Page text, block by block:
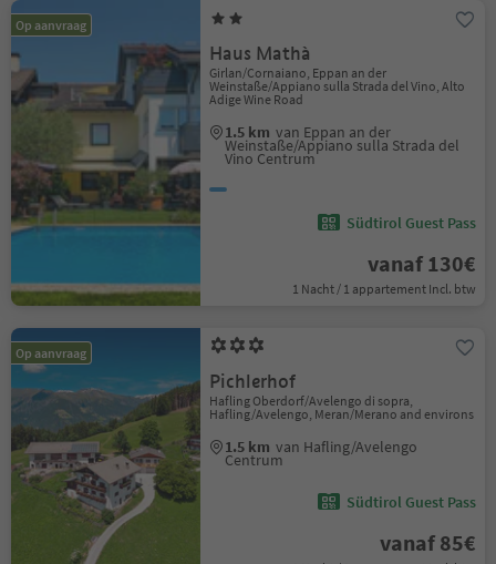
Op aanvraag
Haus Mathà
Girlan/Cornaiano, Eppan an der
Weinstaße/Appiano sulla Strada del Vino, Alto
Adige Wine Road
1.5 km van Eppan an der
Weinstaße/Appiano sulla Strada del
Vino Centrum
Südtirol Guest Pass
vanaf 130€
1 Nacht / 1 appartement Incl. btw
Op aanvraag
Pichlerhof
Hafling Oberdorf/Avelengo di sopra,
Hafling/Avelengo, Meran/Merano and environs
1.5 km van Hafling/Avelengo
Centrum
Südtirol Guest Pass
vanaf 85€